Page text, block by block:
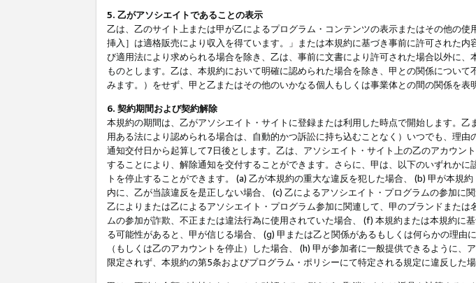
5. 乙がアソシエイトであることの表示
乙は、乙のサイト上または甲が乙によるプログラム・コンテンツの表示またはその他の
挿入］は適格販売により収入を得ています。」または本規約に基づき事前に許可された
び適用法により求められる場合を除き、乙は、事前に文書により許可された場合以外に
ものとします。乙は、本規約において明確に認められた場合を除き、甲との関係につい
みます。）をせず、甲と乙またはその他のいかなる個人もしくは事業体との間の関係を表
6. 契約期間および契約解除
本規約の期間は、乙がアソシエイト・サイトに登録または利用した時点で開始します。
用ある法により認められる場合は、自動的かつ訴訟に持ち込むことなく）いつでも、理
通知交付日から起算して7日後とします。乙は、アソシエイト・サイト上の乙のアカウ
することにより、解除通知を交付することができます。さらに、甲は、以下のいずれか
トを停止することができます。 (a) 乙が本規約の重大な違反を犯した場合、 (b) 甲が本
内に、乙が当該違反を是正しない場合、 (c) 乙によるアソシエイト・プログラムの参加
乙によりまたは乙によるアソシエイト・プログラム参加に関連して、甲のブランドまた
ムの参加が詐欺、不正または違法行為に使用されていた場合、 (f) 本規約または本規約
る可能性があると、甲が信じる場合、 (g) 甲または乙と関係があるもしくは何らかの理
（もしくは乙のアカウントを停止）した場合、 (h) 甲が参加者に一般提供できるように
限定されず、本規約の第5条およびプログラム・ポリシーにて特定される規定に違反した